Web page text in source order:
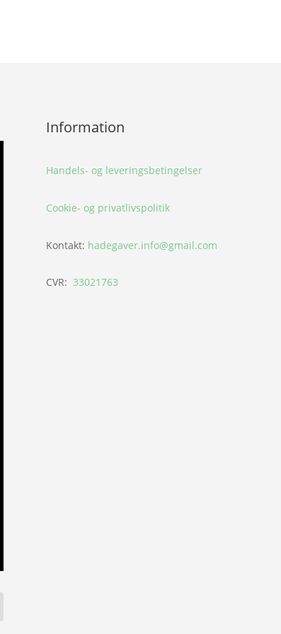
Information
Handels- og leveringsbetingelser
Cookie- og privatlivspolitik
Kontakt: hadegaver.info@gmail.com
CVR: 33021763